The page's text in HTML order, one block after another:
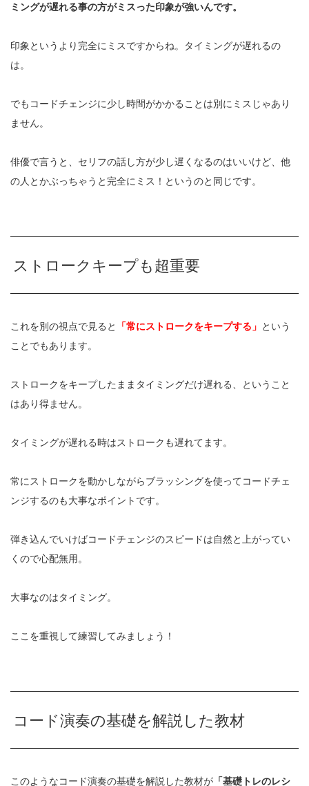
ミングが遅れる事の方がミスった印象が強いんです。
印象というより完全にミスですからね。タイミングが遅れるの
は。
でもコードチェンジに少し時間がかかることは別にミスじゃあり
ません。
俳優で言うと、セリフの話し方が少し遅くなるのはいいけど、他
の人とかぶっちゃうと完全にミス！というのと同じです。
ストロークキープも超重要
これを別の視点で見ると 「常にストロークをキープする」 という
ことでもあります。
ストロークをキープしたままタイミングだけ遅れる、ということ
はあり得ません。
タイミングが遅れる時はストロークも遅れてます。
常にストロークを動かしながらブラッシングを使ってコードチェ
ンジするのも大事なポイントです。
弾き込んでいけばコードチェンジのスピードは自然と上がってい
くので心配無用。
大事なのはタイミング。
ここを重視して練習してみましょう！
コード演奏の基礎を解説した教材
このようなコード演奏の基礎を解説した教材が 「基礎トレのレシ